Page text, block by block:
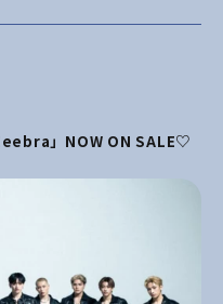
」NOW ON SALE♡